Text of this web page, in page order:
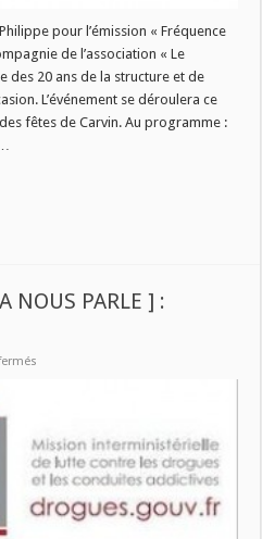
pour l’émission « Fréquence
de l’association « Le
des 20 ans de la structure et de
L’événement se déroulera ce
fêtes de Carvin. Au programme :
NOUS PARLE ] :
PARLE
]
:
nouvelle
émission
!